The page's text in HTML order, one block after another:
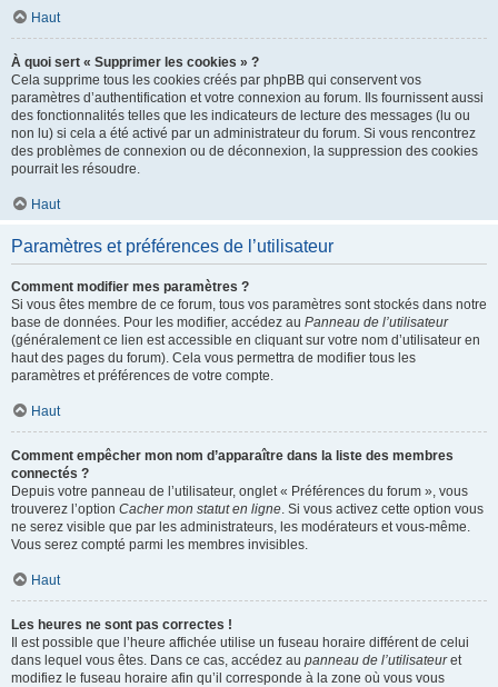
Haut
À quoi sert « Supprimer les cookies » ?
Cela supprime tous les cookies créés par phpBB qui conservent vos
paramètres d’authentification et votre connexion au forum. Ils fournissent aussi
des fonctionnalités telles que les indicateurs de lecture des messages (lu ou
non lu) si cela a été activé par un administrateur du forum. Si vous rencontrez
des problèmes de connexion ou de déconnexion, la suppression des cookies
pourrait les résoudre.
Haut
Paramètres et préférences de l’utilisateur
Comment modifier mes paramètres ?
Si vous êtes membre de ce forum, tous vos paramètres sont stockés dans notre
base de données. Pour les modifier, accédez au Panneau de l’utilisateur
(généralement ce lien est accessible en cliquant sur votre nom d’utilisateur en
haut des pages du forum). Cela vous permettra de modifier tous les
paramètres et préférences de votre compte.
Haut
Comment empêcher mon nom d’apparaître dans la liste des membres
connectés ?
Depuis votre panneau de l’utilisateur, onglet « Préférences du forum », vous
trouverez l’option Cacher mon statut en ligne. Si vous activez cette option vous
ne serez visible que par les administrateurs, les modérateurs et vous-même.
Vous serez compté parmi les membres invisibles.
Haut
Les heures ne sont pas correctes !
Il est possible que l’heure affichée utilise un fuseau horaire différent de celui
dans lequel vous êtes. Dans ce cas, accédez au panneau de l’utilisateuret
modifiez le fuseau horaire afin qu’il corresponde à la zone où vous vous